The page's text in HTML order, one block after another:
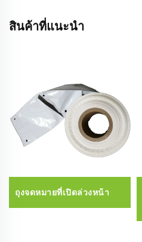
สินค้าที่แนะนำ
ถุงจดหมายที่เปิดล่วงหน้า